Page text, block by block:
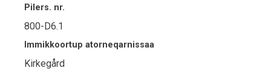
Pilers. nr.
800-D6.1
Immikkoortup atorneqarnissaa
Kirkegård